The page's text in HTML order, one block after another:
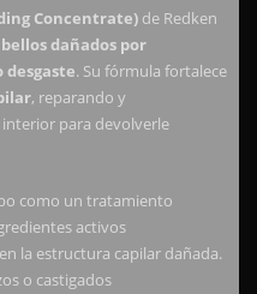
Concentrate) de Redken
dañados por
. Su fórmula fortalece
, reparando y
para devolverle
como un tratamiento
activos
la estructura capilar dañada.
o castigados